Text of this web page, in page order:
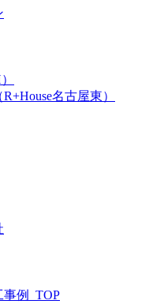
名古屋東）
例_TOP